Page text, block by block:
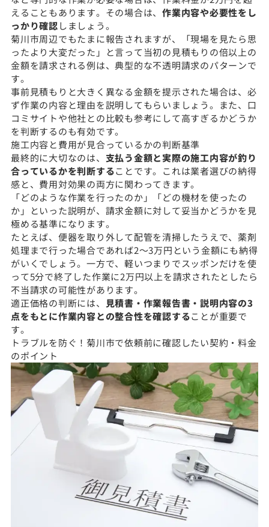
えることもあります。その場合は、 作業内容や必要性をし
っかり確認しましょう。
菊川市周辺でもたまに報告されますが、「現場を見たら思
ったより大変だった」と言って当初の見積もりの倍以上の
金額を請求される例は、典型的な不透明請求のパターンで
す。
事前見積もりと大きく異なる金額を提示された場合は、必
ず作業の内容と理由を説明してもらいましょう。また、口
コミサイトや他社との比較も参考にして高すぎるかどうか
を判断するのも有効です。
施工内容と費用が見合っているかの判断基準
最終的に大切なのは、 支払う金額と実際の施工内容が釣り
合っているかを判断することです。これは業者選びの納得
感と、費用対効果の両方に関わってきます。
「どのような作業を行ったのか」「どの機材を使ったの
か」といった説明が、請求金額に対して妥当かどうかを見
極める基準になります。
たとえば、便器を取り外して配管を清掃したうえで、薬剤
処理まで行った場合であれば2〜3万円という金額にも納得
がいくでしょう。一方で、軽いつまりでスッポンだけを使
って5分で終了した作業に2万円以上を請求されたとしたら
不当請求の可能性があります。
適正価格の判断には、 見積書・作業報告書・説明内容の3
点をもとに作業内容との整合性を確認することが重要で
す。
トラブルを防ぐ！菊川市で依頼前に確認したい契約・料金
のポイント